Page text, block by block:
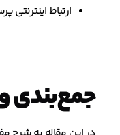
ارتباط اینترنتی
جمع‌بندی